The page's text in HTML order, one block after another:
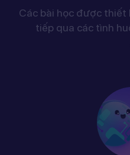
Các bài học được thiết
tiếp qua các tình